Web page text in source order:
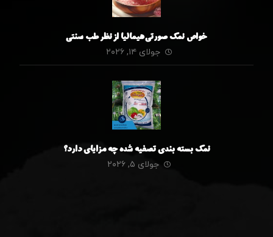
خواص نمک صورتی هیمالیا از نظر طب سنتی
جولای ۱۴, ۲۰۲۶
نمک بسته بندی تصفیه شده چه مزایای دارد؟
جولای ۵, ۲۰۲۶